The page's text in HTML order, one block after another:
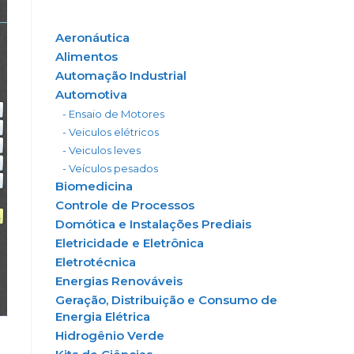
Aeronáutica
Alimentos
Automação Industrial
Automotiva
- Ensaio de Motores
- Veiculos elétricos
- Veiculos leves
- Veículos pesados
Biomedicina
Controle de Processos
Domótica e Instalações Prediais
Eletricidade e Eletrônica
Eletrotécnica
Energias Renováveis
Geração, Distribuição e Consumo de
Energia Elétrica
Hidrogênio Verde